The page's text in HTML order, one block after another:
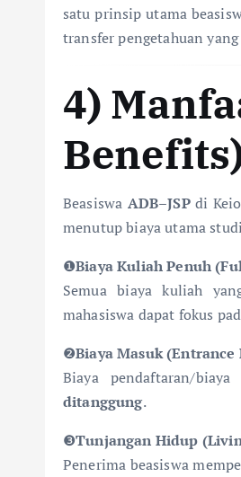
satu prinsip utama
transfer pengetahuan
4)
Beasiswa ADB–JSPdi
menutup biaya utama
❶Biaya Kuliah Penuh
Semua biaya kuliah
mahasiswa dapat fokus
❷Biaya Masuk (Entrance
Biaya pendaftaran/
ditanggung.
❸Tunjangan Hidup
Penerima beasiswa